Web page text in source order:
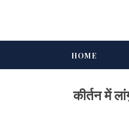
HOME
कीर्तन में